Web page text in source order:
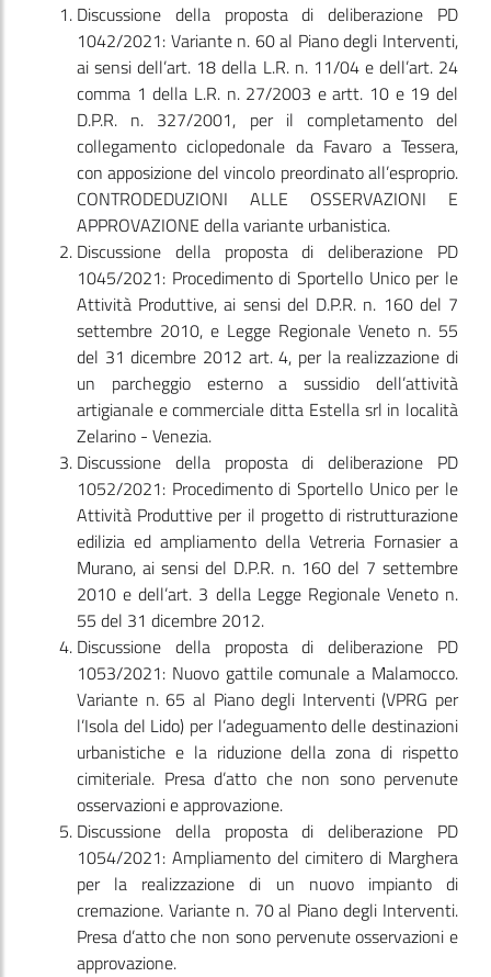
Discussione della proposta di deliberazione PD
1042/2021: Variante n. 60 al Piano degli Interventi,
ai sensi dell’art. 18 della L.R. n. 11/04 e dell’art. 24
comma 1 della L.R. n. 27/2003 e artt. 10 e 19 del
D.P.R. n. 327/2001, per il completamento del
collegamento ciclopedonale da Favaro a Tessera,
con apposizione del vincolo preordinato all’esproprio.
CONTRODEDUZIONI ALLE OSSERVAZIONI E
APPROVAZIONE della variante urbanistica.
Discussione della proposta di deliberazione PD
1045/2021: Procedimento di Sportello Unico per le
Attività Produttive, ai sensi del D.P.R. n. 160 del 7
settembre 2010, e Legge Regionale Veneto n. 55
del 31 dicembre 2012 art. 4, per la realizzazione di
un parcheggio esterno a sussidio dell’attività
artigianale e commerciale ditta Estella srl in località
Zelarino - Venezia.
Discussione della proposta di deliberazione PD
1052/2021: Procedimento di Sportello Unico per le
Attività Produttive per il progetto di ristrutturazione
edilizia ed ampliamento della Vetreria Fornasier a
Murano, ai sensi del D.P.R. n. 160 del 7 settembre
2010 e dell’art. 3 della Legge Regionale Veneto n.
55 del 31 dicembre 2012.
Discussione della proposta di deliberazione PD
1053/2021: Nuovo gattile comunale a Malamocco.
Variante n. 65 al Piano degli Interventi (VPRG per
l’Isola del Lido) per l’adeguamento delle destinazioni
urbanistiche e la riduzione della zona di rispetto
cimiteriale. Presa d’atto che non sono pervenute
osservazioni e approvazione.
Discussione della proposta di deliberazione PD
1054/2021: Ampliamento del cimitero di Marghera
per la realizzazione di un nuovo impianto di
cremazione. Variante n. 70 al Piano degli Interventi.
Presa d’atto che non sono pervenute osservazioni e
approvazione.